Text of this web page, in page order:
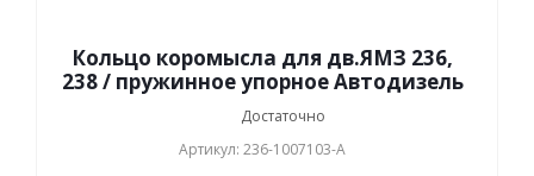
Кольцо коромысла для дв.ЯМЗ 236,
238 / пружинное упорное Автодизель
Достаточно
Артикул: 236-1007103-А